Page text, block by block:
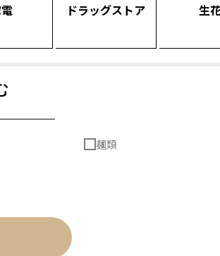
ドラッグストア 生
麺類